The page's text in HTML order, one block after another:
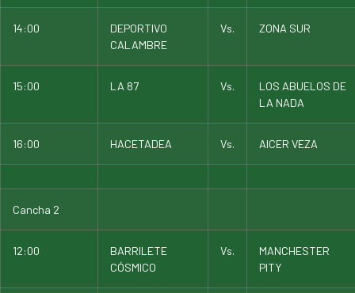
14:00
DEPORTIVO
CALAMBRE
Vs. ZONA SUR
15:00 LA 87 Vs.
LOS ABUELOS DE
LA NADA
16:00 HACETADEA Vs. AICER VEZA
Cancha 2
12:00
BARRILETE
CÓSMICO
Vs.
MANCHESTER
PITY